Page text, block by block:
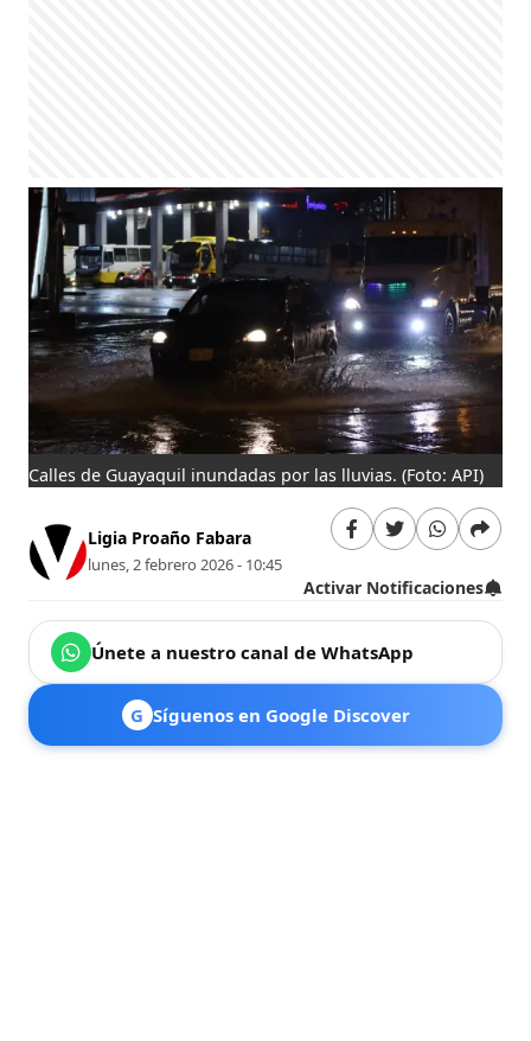
Calles de Guayaquil inundadas por las lluvias. (Foto: API)
Ligia Proaño Fabara
lunes, 2 febrero 2026 - 10:45
Activar Notificaciones
Únete a nuestro canal de WhatsApp
G Síguenos en Google Discover